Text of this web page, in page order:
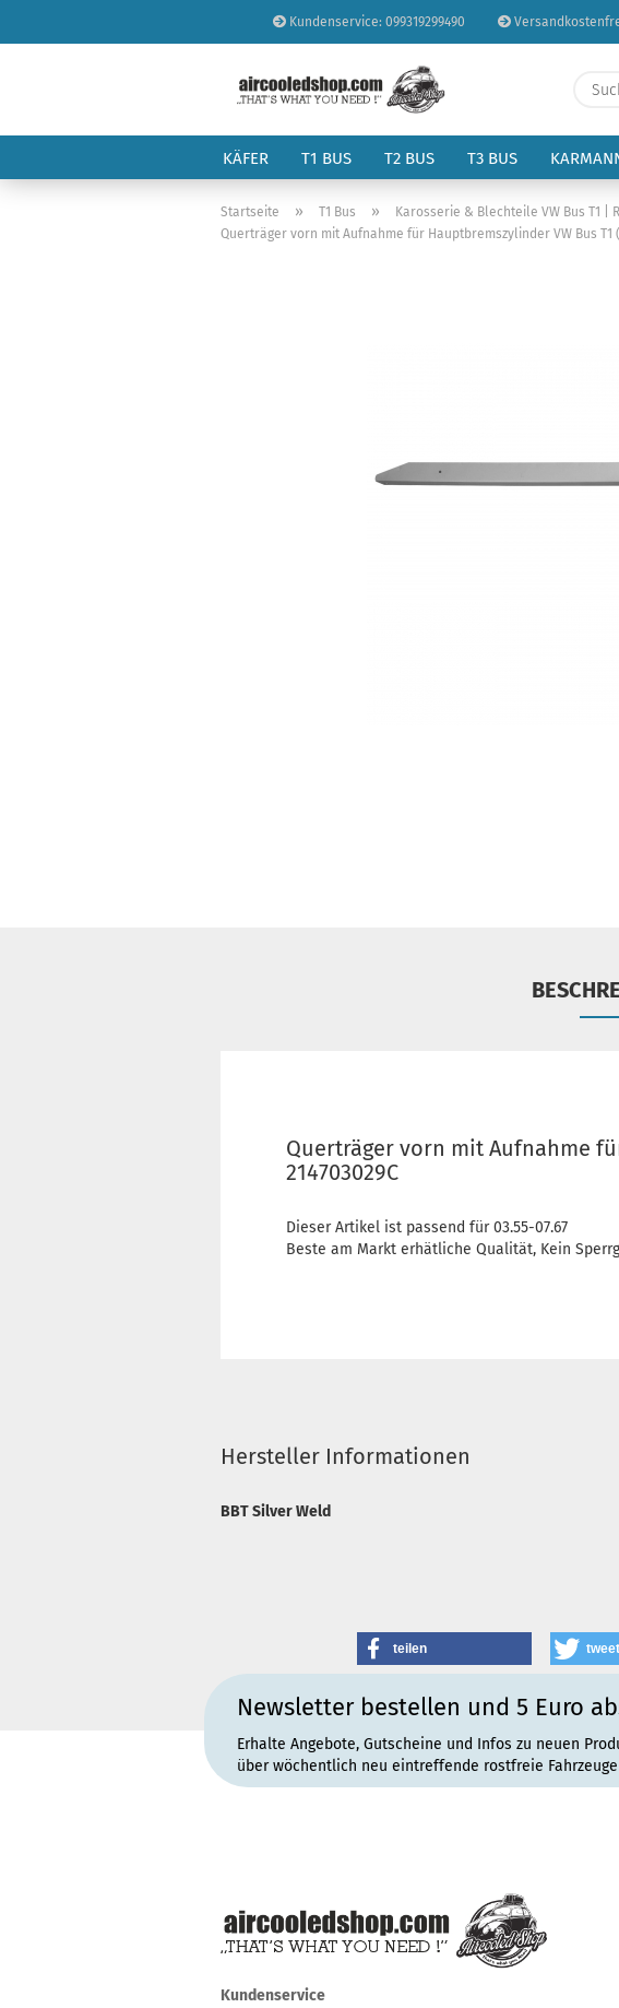
Kundenservice: 099319299490
KÄFER T1 BUS T2 BUS T3 BUS
Startseite » T1 Bus » Karosserie & Blechteile VW Bus T1
Querträger vorn mit Aufnahme für Hauptbremszylinder VW Bus T1
Querträger vorn mit Aufnahme
214703029C
Dieser Artikel ist passend für 03.55-07.67
Beste am Markt erhätliche Qualität, Kein
Hersteller Informationen
BBT Silver Weld
teilen tweet
Newsletter bestellen und 5 Euro
Erhalte Angebote, Gutscheine und Infos zu neuen
über wöchentlich neu eintreffende rostfreie Fahrzeuge
Kundenservice